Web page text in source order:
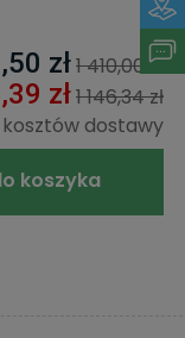
zł1 410,00 zł
zł1 146,34 zł
kosztów dostawy
koszyka